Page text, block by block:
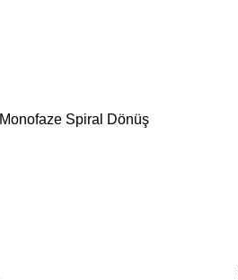
Monofaze Spiral Dönüş